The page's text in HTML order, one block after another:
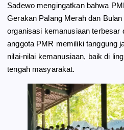
Sadewo mengingatkan bahwa
Gerakan Palang Merah dan
organisasi kemanusiaan terbesar
anggota PMR memiliki tanggung
nilai-nilai kemanusiaan, baik di
tengah masyarakat.